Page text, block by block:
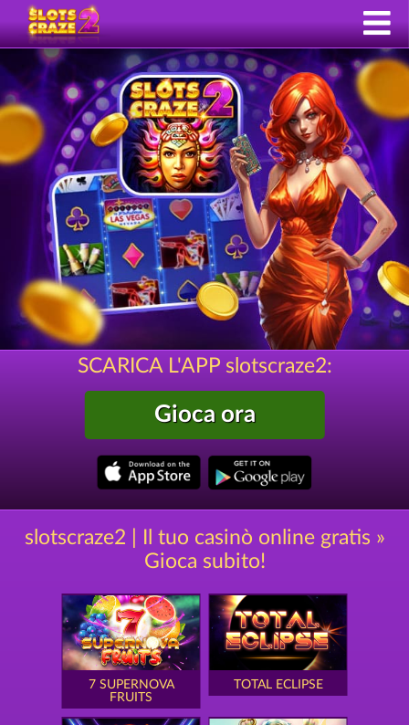
SCARICA L'APP slotscraze2:
Gioca ora
slotscraze2 | Il tuo casinò online gratis »
Gioca subito!
7 SUPERNOVA
FRUITS
TOTAL ECLIPSE